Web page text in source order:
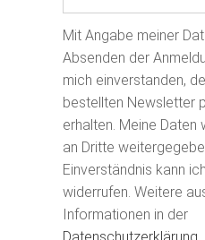
Mit Angabe meiner
Absenden der
mich einverstanden,
bestellten Newsletter
erhalten. Meine Daten
an Dritte
Einverständnis kann
widerrufen. Weitere
Informationen in der
Datenschutzerklärung